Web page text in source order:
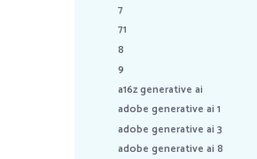
7
71
8
9
a16z generative ai
adobe generative ai 1
adobe generative ai 3
adobe generative ai 8